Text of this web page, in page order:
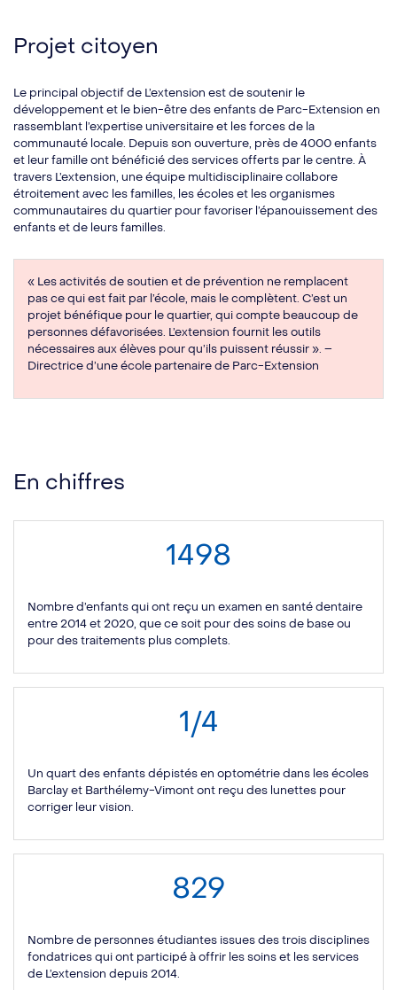
Projet citoyen
Le principal objectif de L’extension est de soutenir le
développement et le bien-être des enfants de Parc-Extension en
rassemblant l’expertise universitaire et les forces de la
communauté locale. Depuis son ouverture, près de 4000 enfants
et leur famille ont bénéficié des services offerts par le centre. À
travers L’extension, une équipe multidisciplinaire collabore
étroitement avec les familles, les écoles et les organismes
communautaires du quartier pour favoriser l’épanouissement des
enfants et de leurs familles.
« Les activités de soutien et de prévention ne remplacent
pas ce qui est fait par l’école, mais le complètent. C’est un
projet bénéfique pour le quartier, qui compte beaucoup de
personnes défavorisées. L’extension fournit les outils
nécessaires aux élèves pour qu’ils puissent réussir ». –
Directrice d’une école partenaire de Parc-Extension
En chiffres
1498
Nombre d’enfants qui ont reçu un examen en santé dentaire
entre 2014 et 2020, que ce soit pour des soins de base ou
pour des traitements plus complets.
1/4
Un quart des enfants dépistés en optométrie dans les écoles
Barclay et Barthélemy-Vimont ont reçu des lunettes pour
corriger leur vision.
829
Nombre de personnes étudiantes issues des trois disciplines
fondatrices qui ont participé à offrir les soins et les services
de L’extension depuis 2014.